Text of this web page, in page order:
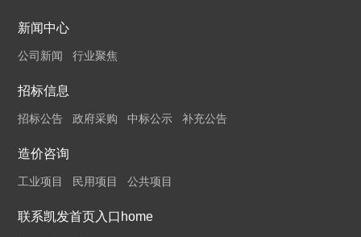
新闻中心
公司新闻 行业聚焦
招标信息
招标公告 政府采购 中标公示 补充公告
造价咨询
工业项目 民用项目 公共项目
联系凯发首页入口home